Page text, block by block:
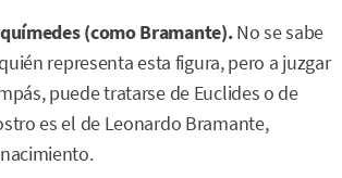
(como Bramante).No se sabe
representa esta figura, pero a juzgar
puede tratarse de Euclides o de
es el de Leonardo Bramante,